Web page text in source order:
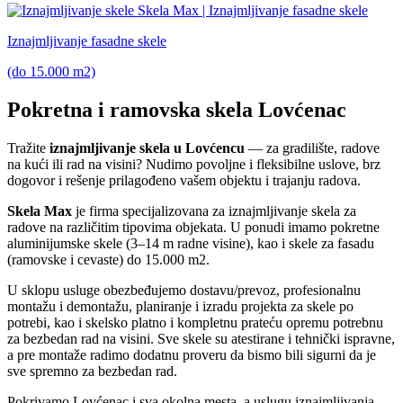
Iznajmljivanje fasadne skele
(do 15.000 m2)
Pokretna i ramovska skela Lovćenac
Tražite iznajmljivanje skela u Lovćencu — za gradilište, radove
na kući ili rad na visini? Nudimo povoljne i fleksibilne uslove, brz
dogovor i rešenje prilagođeno vašem objektu i trajanju radova.
Skela Max je firma specijalizovana za iznajmljivanje skela za
radove na različitim tipovima objekata. U ponudi imamo pokretne
aluminijumske skele (3–14 m radne visine), kao i skele za fasadu
(ramovske i cevaste) do 15.000 m2.
U sklopu usluge obezbeđujemo dostavu/prevoz, profesionalnu
montažu i demontažu, planiranje i izradu projekta za skele po
potrebi, kao i skelsko platno i kompletnu prateću opremu potrebnu
za bezbedan rad na visini. Sve skele su atestirane i tehnički ispravne,
a pre montaže radimo dodatnu proveru da bismo bili sigurni da je
sve spremno za bezbedan rad.